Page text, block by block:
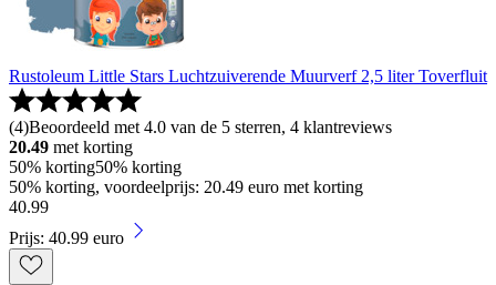
Rustoleum Little Stars Luchtzuiverende Muurverf 2,5 liter Toverfluit
(4)Beoordeeld met 4.0 van de 5 sterren, 4 klantreviews
20.49 met korting
50% korting50% korting
50% korting, voordeelprijs: 20.49 euro met korting
40.99
Prijs: 40.99 euro